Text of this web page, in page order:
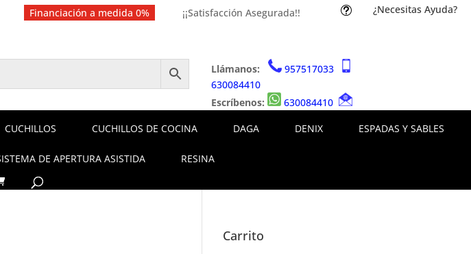
Financiación a medida 0% ¡¡Satisfacción Asegurada!! t ¿Necesitas Ayuda?
Llámanos:
957517033
630084410
Escríbenos:
630084410
CUCHILLOS CUCHILLOS DE COCINA DAGA DENIX ESPADAS Y SABLES
DE APERTURA ASISTIDA RESINA
Carrito